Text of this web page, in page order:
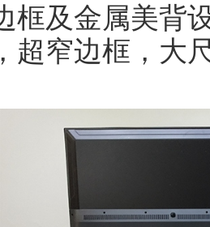
框及金属美背
超窄边框，大